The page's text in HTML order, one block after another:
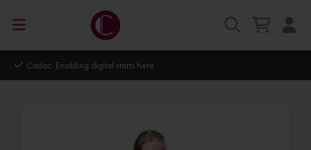
Cadac. Enabling digital starts here.